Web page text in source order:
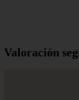
Valoración